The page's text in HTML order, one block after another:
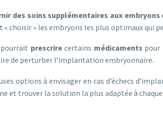
des soins supplémentaires aux
choisir » les embryons les plus optimaux qui
pourrait prescrirecertains médicaments pour
de perturber l’implantation embryonnaire.
options à envisager en cas d’échecs
et trouver la solution la plus adaptée à chaque